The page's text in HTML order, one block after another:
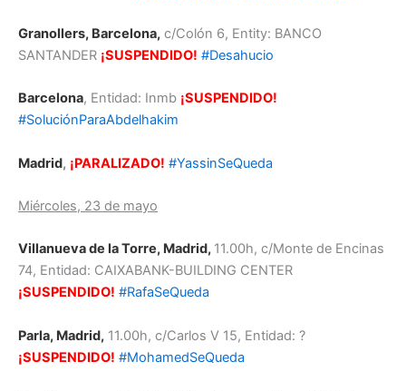
Granollers, Barcelona, c/Colón 6, Entity: BANCO
SANTANDER ¡SUSPENDIDO! #Desahucio
Barcelona, Entidad: Inmb ¡SUSPENDIDO!
#SoluciónParaAbdelhakim
Madrid, ¡PARALIZADO! #YassinSeQueda
Miércoles, 23 de mayo
Villanueva de la Torre, Madrid, 11.00h, c/Monte de Encinas
74, Entidad: CAIXABANK-BUILDING CENTER
¡SUSPENDIDO! #RafaSeQueda
Parla, Madrid, 11.00h, c/Carlos V 15, Entidad: ?
¡SUSPENDIDO! #MohamedSeQueda